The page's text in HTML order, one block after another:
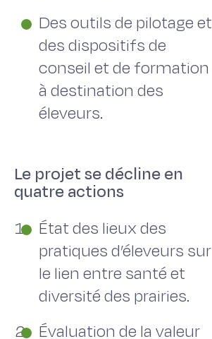
Des outils de pilotage et
des dispositifs de
conseil et de formation
à destination des
éleveurs.
Le projet se décline en
quatre actions
État des lieux des
pratiques d’éleveurs sur
le lien entre santé et
diversité des prairies.
Évaluation de la valeur